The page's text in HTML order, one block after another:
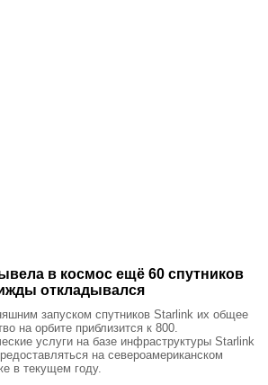
в космос ещё 60 спутников
откладывался
запуском спутников Starlink их общее
на орбите приблизится к 800.
услуги на базе инфраструктуры Starlink
на североамериканском
в текущем году.